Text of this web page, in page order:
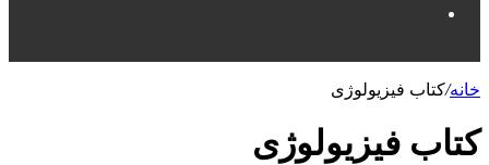
خانه/کتاب فیزیولوژی
کتاب فیزیولوژی